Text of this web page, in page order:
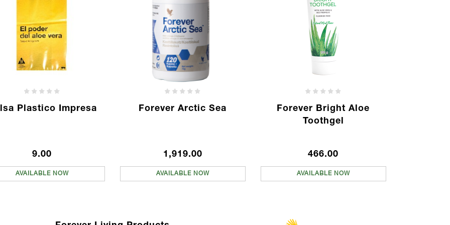
Plastico Impresa
9.00
AVAILABLE NOW
Forever Arctic Sea
1,919.00
AVAILABLE NOW
Forever Bright Aloe
Toothgel
466.00
AVAILABLE NOW